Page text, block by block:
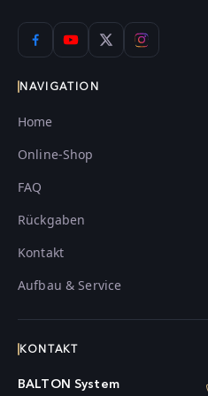
NAVIGATION
Home
Online-Shop
FAQ
Rückgaben
Kontakt
Aufbau & Service
KONTAKT
BALTON System